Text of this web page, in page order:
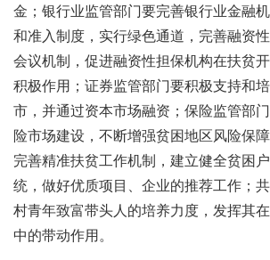
金；银行业监管部门要完善银行业金融
和准入制度，实行绿色通道，完善融资
会议机制，促进融资性担保机构在扶贫
积极作用；证券监管部门要积极支持和
市，并通过资本市场融资；保险监管部
险市场建设，不断增强贫困地区风险保
完善精准扶贫工作机制，建立健全贫困
统，做好优质项目、企业的推荐工作；
村青年致富带头人的培养力度，发挥其
中的带动作用。